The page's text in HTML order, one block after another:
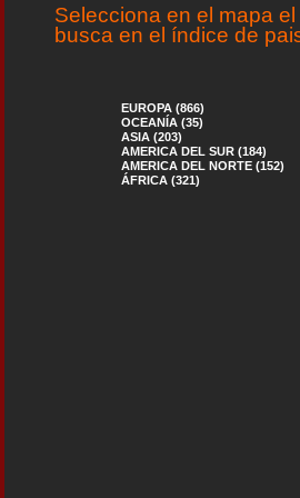
Selecciona en el mapa
busca en el índice de
EUROPA (866)
OCEANÍA (35)
ASIA (203)
AMERICA DEL SUR (184)
AMERICA DEL NORTE (152)
ÁFRICA (321)